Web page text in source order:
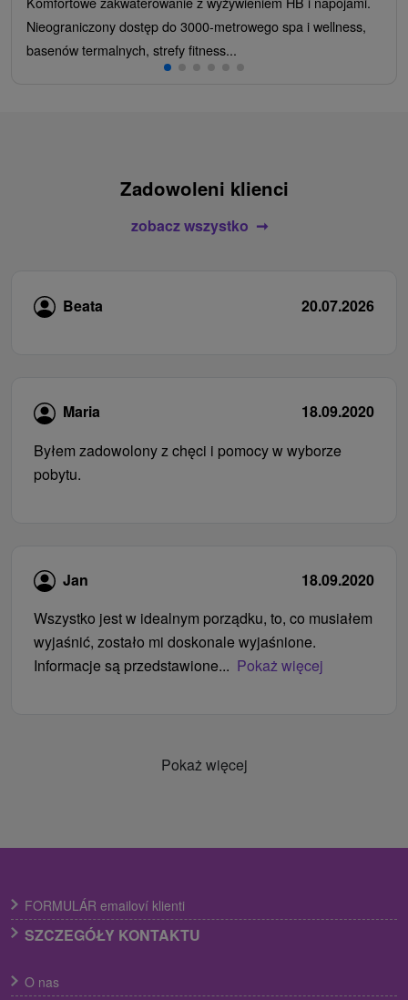
Nieograniczony dostęp do 3000-metrowego spa i wellness,
basenów termalnych, strefy fitness...
Zadowoleni klienci
zobacz wszystko
Beata 20.07.2026
Maria
18.09.2020
Byłem zadowolony z chęci i pomocy w wyborze
pobytu.
Jan
18.09.2020
Wszystko jest w idealnym porządku, to, co musiałem
wyjaśnić, zostało mi doskonale wyjaśnione.
Informacje są przedstawione... Pokaż więcej
Pokaż więcej
FORMULÁR emailoví klienti
SZCZEGÓŁY KONTAKTU
O nas